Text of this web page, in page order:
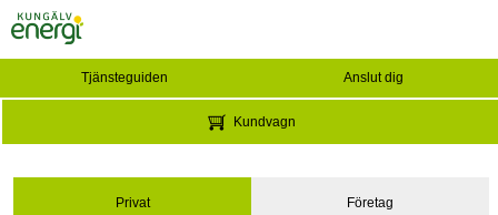
Tjänsteguiden Anslut dig
Kundvagn
Privat Företag